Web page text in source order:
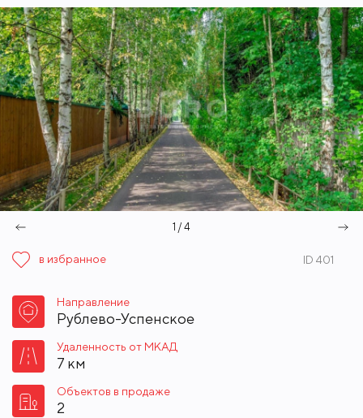
1 / 4
в избранное ID 401
Направление
Рублево-Успенское
Удаленность от МКАД
7 км
Объектов в продаже
2